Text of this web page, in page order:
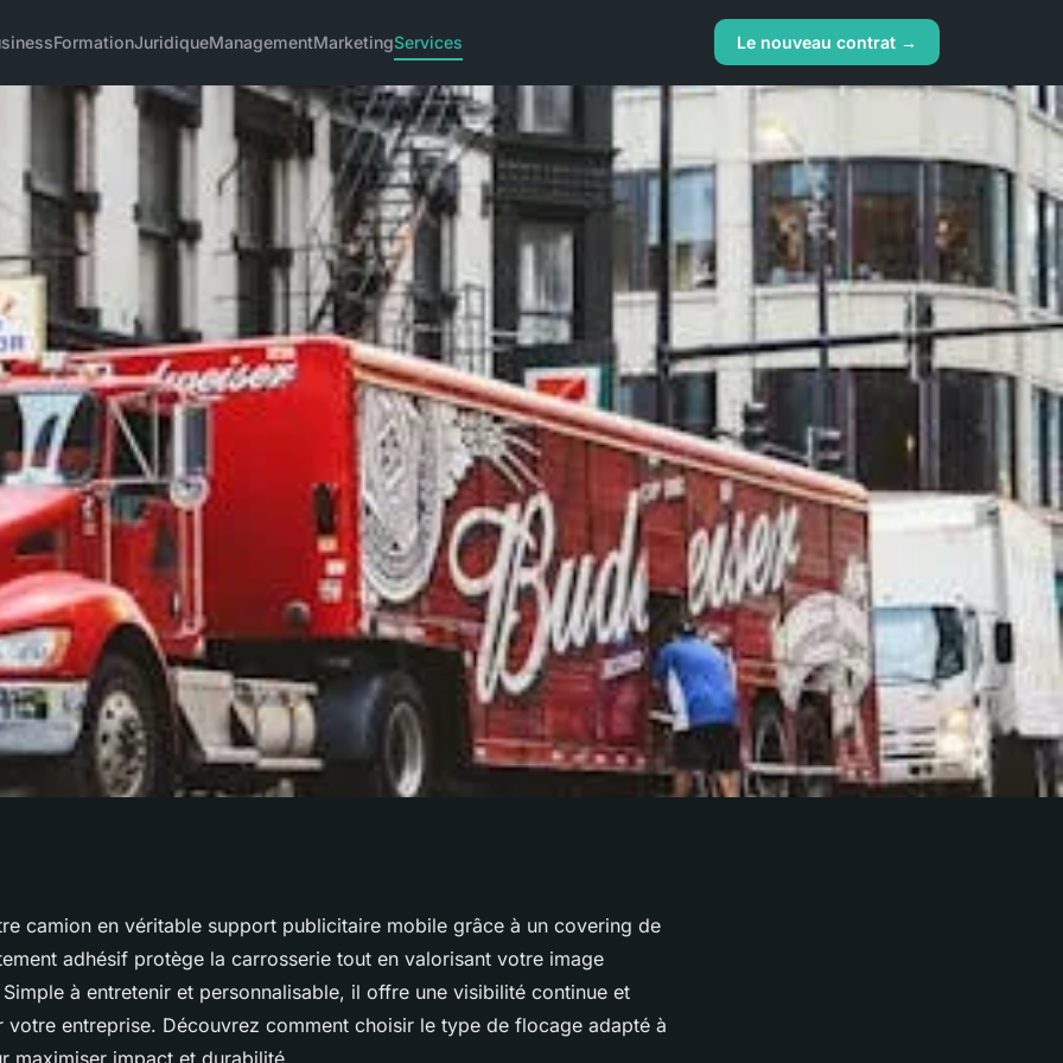
FormationJuridiqueManagementMarketingServices Le nouveau contrat →
avec un
camion en véritable support publicitaire mobile grâce à un covering de
adhésif protège la carrosserie tout en valorisant votre image
à entretenir et personnalisable, il offre une visibilité continue et
votre entreprise. Découvrez comment choisir le type de flocage adapté à
maximiser impact et durabilité.